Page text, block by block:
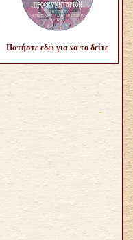
Πατήστε εδώ για να το δείτε